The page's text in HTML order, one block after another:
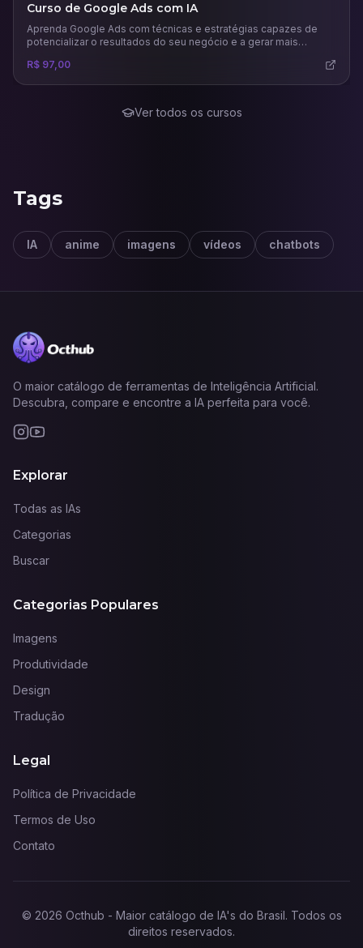
Curso de Google Ads com IA
Aprenda Google Ads com técnicas e estratégias capazes de
potencializar o resultados do seu negócio e a gerar mais
R$ 97,00
Ver todos os cursos
Tags
IA anime imagens vídeos chatbots
O maior catálogo de ferramentas de Inteligência Artificial.
Descubra, compare e encontre a IA perfeita para você.
Explorar
Todas as IAs
Categorias
Buscar
Categorias Populares
Imagens
Produtividade
Design
Tradução
Legal
Política de Privacidade
Termos de Uso
Contato
© 2026 Octhub - Maior catálogo de IA's do Brasil. Todos os
direitos reservados.